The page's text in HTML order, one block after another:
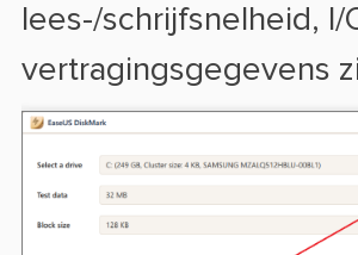
lees-/schrijfsnelheid, I/
vertragingsgegevens